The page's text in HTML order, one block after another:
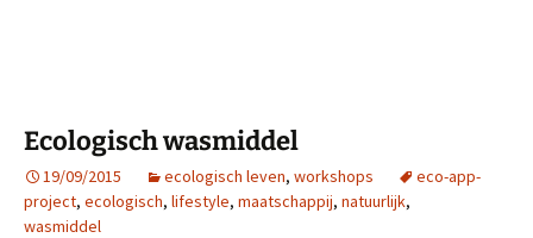
Ecologisch wasmiddel
19/09/2015 ecologisch leven, workshops
eco-app-
project, ecologisch, lifestyle, maatschappij, natuurlijk,
wasmiddel